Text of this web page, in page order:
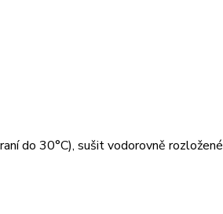
do 30°C), sušit vodorovně rozložené